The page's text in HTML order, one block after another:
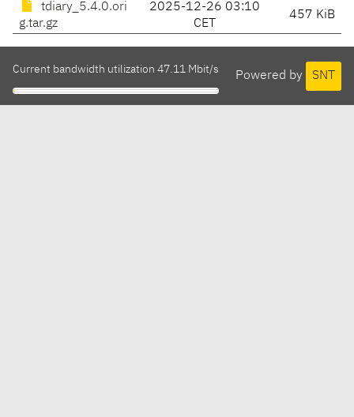
tdiary_5.4.0.ori
g.tar.gz
2025-12-26 03:10
CET
457 KiB
Powered by SNT
Current bandwidth utilization 47.11 Mbit/s